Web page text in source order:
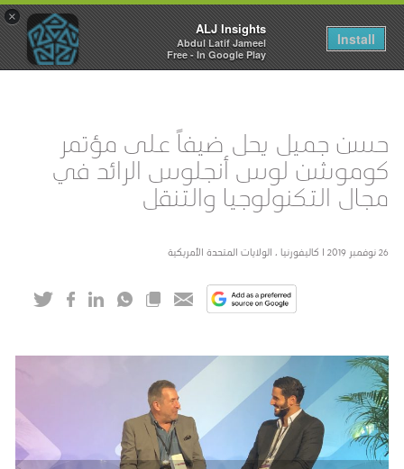
×
ALJ Insights
Abdul Latif Jameel
Free - In Google Play
Install
Toggle
navigation
حسن جميل يحل ضيفاً على مؤتمر
كوموشن لوس أنجلوس الرائد في
مجال التكنولوجيا والتنقل
26 نوفمبر 2019 I كاليفورنيا ، الولايات المتحدة الأمريكية